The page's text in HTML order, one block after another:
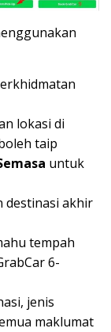
lokasi di
taip
untuk
destinasi akhir
tempah
6-
jenis
maklumat